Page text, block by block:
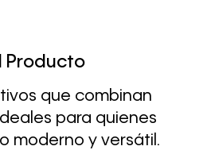
Producto
que combinan
para quienes
moderno y versátil.